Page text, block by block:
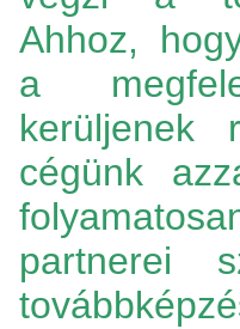
Ahhoz,
a
kerüljenek
cégünk
partnerei